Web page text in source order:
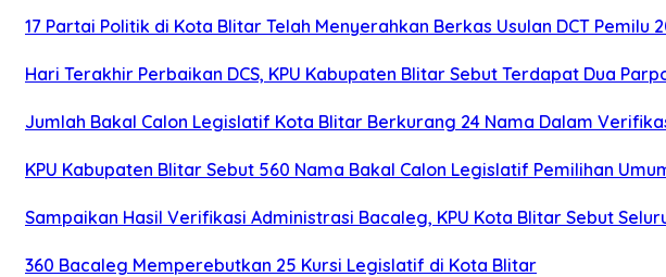
17 Partai Politik di Kota Blitar Telah Menyerahkan Berkas Usulan DCT Pemilu
Hari Terakhir Perbaikan DCS, KPU Kabupaten Blitar Sebut Terdapat Dua
Jumlah Bakal Calon Legislatif Kota Blitar Berkurang 24 Nama Dalam
KPU Kabupaten Blitar Sebut 560 Nama Bakal Calon Legislatif Pemilihan
Sampaikan Hasil Verifikasi Administrasi Bacaleg, KPU Kota Blitar Sebut
360 Bacaleg Memperebutkan 25 Kursi Legislatif di Kota Blitar